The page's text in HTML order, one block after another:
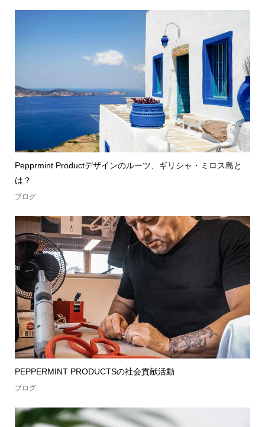
Pepprmint Productデザインのルーツ、ギリシャ・ミロス島と
は？
ブログ
PEPPERMINT PRODUCTSの社会貢献活動
ブログ